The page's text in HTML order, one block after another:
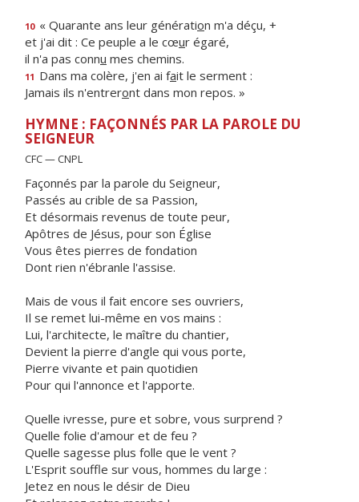
10 « Quarante ans leur génération m'a déçu, +
et j'ai dit : Ce peuple a le cœur égaré,
il n'a pas connu mes chemins.
11 Dans ma colère, j'en ai fait le serment :
Jamais ils n'entreront dans mon repos. »
HYMNE : FAÇONNÉS PAR LA PAROLE DU
SEIGNEUR
CFC — CNPL
Façonnés par la parole du Seigneur,
Passés au crible de sa Passion,
Et désormais revenus de toute peur,
Apôtres de Jésus, pour son Église
Vous êtes pierres de fondation
Dont rien n'ébranle l'assise.
Mais de vous il fait encore ses ouvriers,
Il se remet lui-même en vos mains :
Lui, l'architecte, le maître du chantier,
Devient la pierre d'angle qui vous porte,
Pierre vivante et pain quotidien
Pour qui l'annonce et l'apporte.
Quelle ivresse, pure et sobre, vous surprend ?
Quelle folie d'amour et de feu ?
Quelle sagesse plus folle que le vent ?
L'Esprit souffle sur vous, hommes du large :
Jetez en nous le désir de Dieu